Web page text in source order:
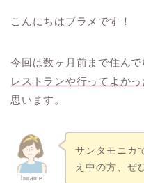
こんにちはブラメです！
今回は数ヶ月前まで住んで
レストランや行ってよか
思います。
burame
サンタモニカ
え中の方、ぜ